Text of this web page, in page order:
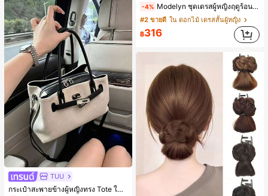
TUU
กระเป๋าสะพายข้างผู้หญิงทรง Tote ใบเล็ก สไตล์วินเทจ ผิวด้าน คอลเลกชันใหม่ฤดูร้อน 2026 สำหรับเดินทางไปทำงาน แมตช์ง่าย
#1 ขายดี
เหลือแค่7ชิ้น
-4% Modelyn ชุดเดรสผู้หญิงฤดูร้อนผ้าตาข่ายพิมพ์ลาย คอไม่สมมาตร จับจีบ หรูหรา เซ็กซี่
#2 ขายดี ใน ดอกไม้ เดรสสั้นผู้หญิง
฿316